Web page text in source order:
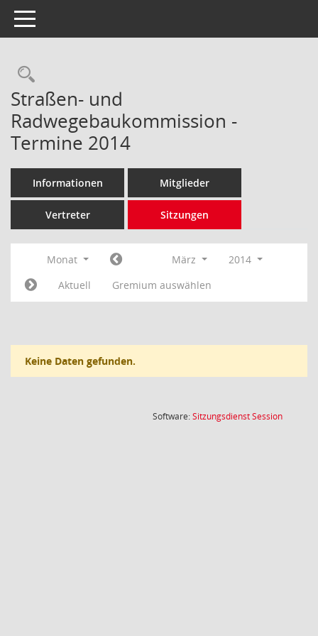
Toggle navigation
Rechercheauswahl
Straßen- und
Radwegebaukommission -
Termine 2014
Informationen Mitglieder
Vertreter Sitzungen
Monat März
2014
Aktuell
Gremium auswählen
Keine Daten gefunden.
Software:SitzungsdienstSession(Wird in